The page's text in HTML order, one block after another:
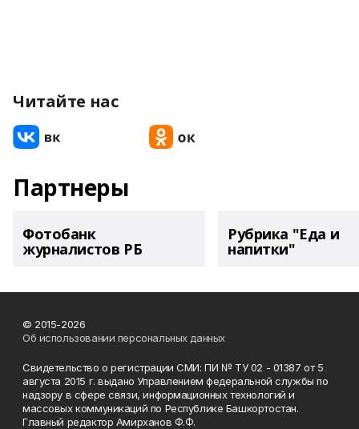
Читайте нас
Партнеры
Фотобанк
журналистов РБ
Рубрика "Еда и
напитки"
© 2015-2026
Об использовании персональных данных
Свидетельство о регистрации СМИ: ПИ № ТУ 02 - 01387 от 5
августа 2015 г. выдано Управлением федеральной службы по
надзору в сфере связи, информационных технологий и
массовых коммуникаций по Республике Башкортостан.
Главный редактор Амирханов Ф.Ф.